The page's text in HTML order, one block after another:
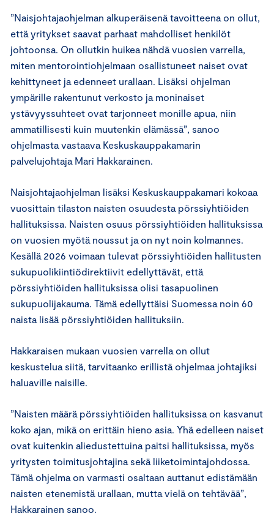
”Naisjohtajaohjelman alkuperäisenä tavoitteena on ollut,
että yritykset saavat parhaat mahdolliset henkilöt
johtoonsa. On ollutkin huikea nähdä vuosien varrella,
miten mentorointiohjelmaan osallistuneet naiset ovat
kehittyneet ja edenneet urallaan. Lisäksi ohjelman
ympärille rakentunut verkosto ja moninaiset
ystävyyssuhteet ovat tarjonneet monille apua, niin
ammatillisesti kuin muutenkin elämässä”, sanoo
ohjelmasta vastaava Keskuskauppakamarin
palvelujohtaja Mari Hakkarainen.
Naisjohtajaohjelman lisäksi Keskuskauppakamari kokoaa
vuosittain tilaston naisten osuudesta pörssiyhtiöiden
hallituksissa. Naisten osuus pörssiyhtiöiden hallituksissa
on vuosien myötä noussut ja on nyt noin kolmannes.
Kesällä 2026 voimaan tulevat pörssiyhtiöiden hallitusten
sukupuolikiintiödirektiivit edellyttävät, että
pörssiyhtiöiden hallituksissa olisi tasapuolinen
sukupuolijakauma. Tämä edellyttäisi Suomessa noin 60
naista lisää pörssiyhtiöiden hallituksiin.
Hakkaraisen mukaan vuosien varrella on ollut
keskustelua siitä, tarvitaanko erillistä ohjelmaa johtajiksi
haluaville naisille.
”Naisten määrä pörssiyhtiöiden hallituksissa on kasvanut
koko ajan, mikä on erittäin hieno asia. Yhä edelleen naiset
ovat kuitenkin aliedustettuina paitsi hallituksissa, myös
yritysten toimitusjohtajina sekä liiketoimintajohdossa.
Tämä ohjelma on varmasti osaltaan auttanut edistämään
naisten etenemistä urallaan, mutta vielä on tehtävää”,
Hakkarainen sanoo.